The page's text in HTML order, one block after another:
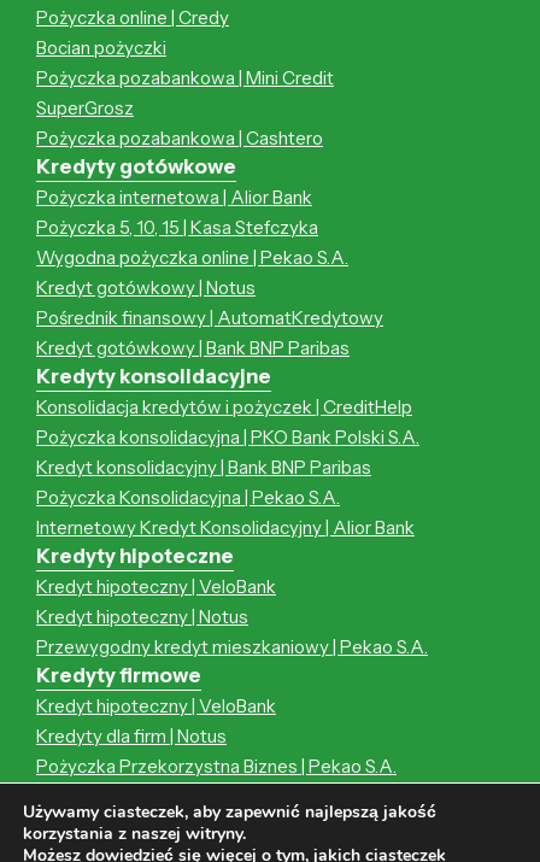
Pożyczka online | Credy
Bocian pożyczki
Pożyczka pozabankowa | Mini Credit
SuperGrosz
Pożyczka pozabankowa | Cashtero
Kredyty gotówkowe
Pożyczka internetowa | Alior Bank
Pożyczka 5, 10, 15 | Kasa Stefczyka
Wygodna pożyczka online | Pekao S.A.
Kredyt gotówkowy | Notus
Pośrednik finansowy | AutomatKredytowy
Kredyt gotówkowy | Bank BNP Paribas
Kredyty konsolidacyjne
Konsolidacja kredytów i pożyczek | CreditHelp
Pożyczka konsolidacyjna | PKO Bank Polski S.A.
Kredyt konsolidacyjny | Bank BNP Paribas
Pożyczka Konsolidacyjna | Pekao S.A.
Internetowy Kredyt Konsolidacyjny | Alior Bank
Kredyty hipoteczne
Kredyt hipoteczny | VeloBank
Kredyt hipoteczny | Notus
Przewygodny kredyt mieszkaniowy | Pekao S.A.
Kredyty firmowe
Kredyt hipoteczny | VeloBank
Kredyty dla firm | Notus
Pożyczka Przekorzystna Biznes | Pekao S.A.
Przewygodny kredyt mieszkaniowy | Pekao S.A.
Używamy ciasteczek, aby zapewnić najlepszą jakość
korzystania z naszej witryny.
Możesz dowiedzieć się więcej o tym, jakich ciasteczek